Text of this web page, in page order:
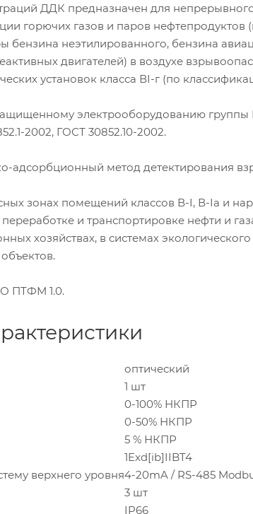
ДДК предназначен для
горючих газов и паров нефтепродуктов
бензина неэтилированного, бензина
двигателей) в воздухе
установок класса ВI-г (по
электрооборудованию группы
2002, ГОСТ 30852.10-2002.
адсорбционный метод детектирования
зонах помещений классов В-I, В-Iа и
и транспортировке нефти и
хозяйствах, в системах
ПТФМ 1.0.
оптический
1 шт
0-100% НКПР
0-50% НКПР
5 % НКПР
1Exd[ib]IIBT4
верхнего уровня4-20mA / RS-485
3 шт
IP66